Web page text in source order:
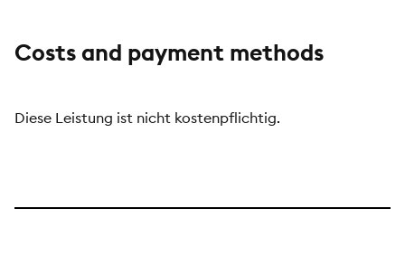
Costs and payment methods
Diese Leistung ist nicht kostenpflichtig.